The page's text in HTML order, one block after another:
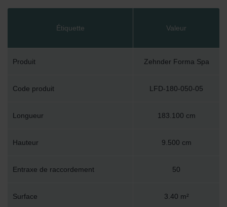
Étiquette Valeur
Produit Zehnder Forma Spa
Code produit LFD-180-050-05
Longueur 183.100 cm
Hauteur 9.500 cm
Entraxe de raccordement 50
Surface 3.40 m²